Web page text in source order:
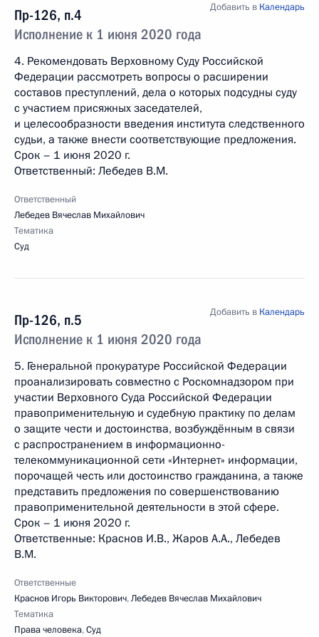
Пр-126, п.4
Исполнение к 1 июня 2020 года
Добавить в Календарь
4. Рекомендовать Верховному Суду Российской
Федерации рассмотреть вопросы о расширении
составов преступлений, дела о которых подсудны суду
с участием присяжных заседателей,
и целесообразности введения института следственного
судьи, а также внести соответствующие предложения.
Срок – 1 июня 2020 г.
Ответственный: Лебедев В.М.
Ответственный
Лебедев Вячеслав Михайлович
Тематика
Суд
Пр-126, п.5
Исполнение к 1 июня 2020 года
Добавить в Календарь
5. Генеральной прокуратуре Российской Федерации
проанализировать совместно с Роскомнадзором при
участии Верховного Суда Российской Федерации
правоприменительную и судебную практику по делам
о защите чести и достоинства, возбуждённым в связи
с распространением в информационно-
телекоммуникационной сети «Интернет» информации,
порочащей честь или достоинство гражданина, а также
представить предложения по совершенствованию
правоприменительной деятельности в этой сфере.
Срок – 1 июня 2020 г.
Ответственные: Краснов И.В., Жаров А.А., Лебедев
В.М.
Ответственные
Краснов Игорь Викторович,Лебедев Вячеслав Михайлович
Тематика
Права человека,Суд